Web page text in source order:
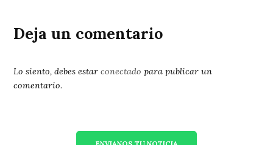
Deja un comentario
Lo siento, debes estarconectado para publicar un
comentario.